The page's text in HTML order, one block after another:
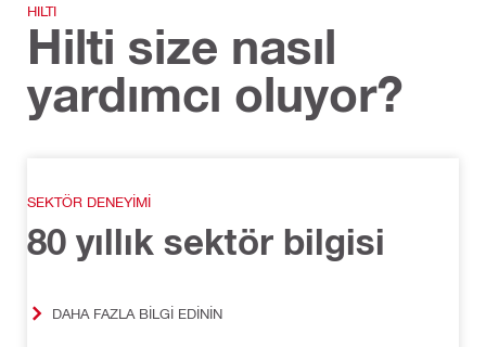
HILTI
Hilti size nasıl
yardımcı oluyor?
SEKTÖR DENEYIMI
80 yıllık sektör bilgisi
DAHA FAZLA BILGI EDININ